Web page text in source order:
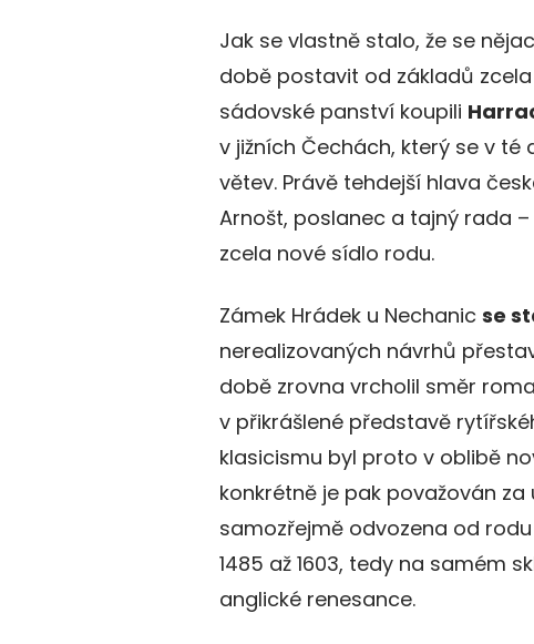
Jak se vlastně stalo, že se
době postavit od základů zcela
sádovské panství koupili
v jižních Čechách, který se v
větev. Právě tehdejší hlava
Arnošt, poslanec a tajný rada
zcela nové sídlo rodu.
Zámek Hrádek u Nechanic se
nerealizovaných návrhů
době zrovna vrcholil směr
v přikrášlené představě
klasicismu byl proto v oblibě
konkrétně je pak považován
samozřejmě odvozena od
1485 až 1603, tedy na samém
anglické renesance.